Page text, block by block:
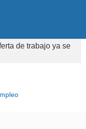
de trabajo ya se